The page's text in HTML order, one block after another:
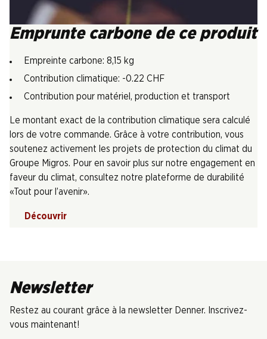
Emprunte carbone de ce produit
Empreinte carbone: 8,15 kg
Contribution climatique: -0.22 CHF
Contribution pour matériel, production et transport
Le montant exact de la contribution climatique sera calculé
lors de votre commande. Grâce à votre contribution, vous
soutenez activement les projets de protection du climat du
Groupe Migros. Pour en savoir plus sur notre engagement en
faveur du climat, consultez notre plateforme de durabilité
«Tout pour l’avenir».
Découvrir
Newsletter
Restez au courant grâce à la newsletter Denner. Inscrivez-
vous maintenant!